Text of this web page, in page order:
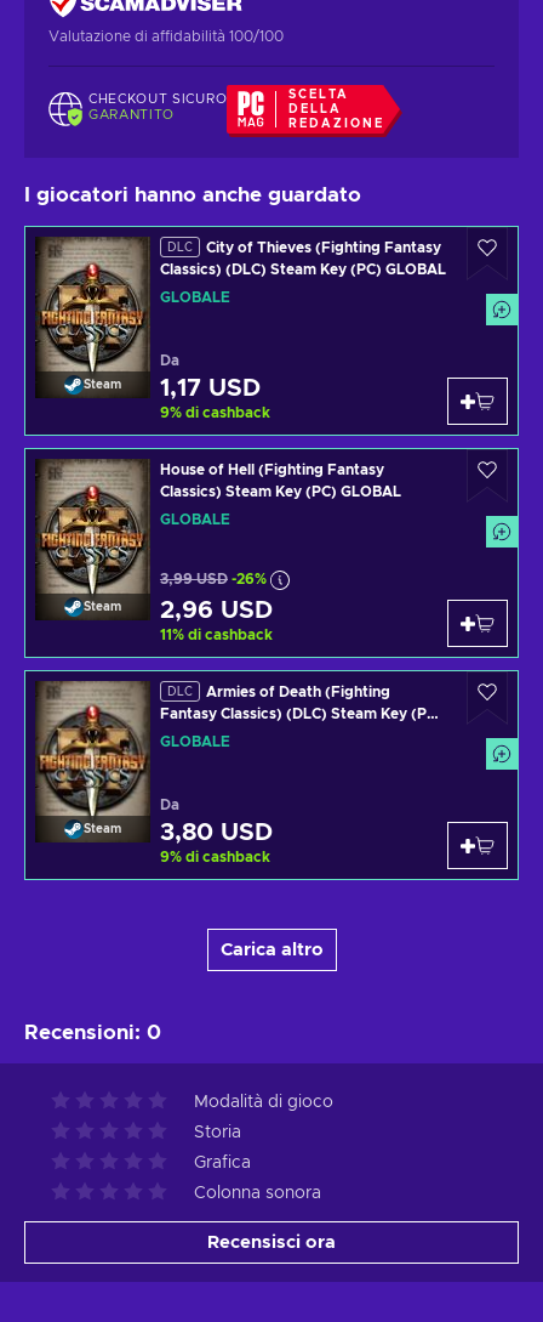
Valutazione di affidabilità 100/100
CHECKOUT SICURO
GARANTITO
SCELTA
DELLA
REDAZIONE
I giocatori hanno anche guardato
Steam
DLC
City of Thieves (Fighting Fantasy
Classics) (DLC) Steam Key (PC) GLOBAL
GLOBALE
Da
1,17 USD
9% di cashback
Steam
House of Hell (Fighting Fantasy
Classics) Steam Key (PC) GLOBAL
GLOBALE
3,99 USD -26%
2,96 USD
11% di cashback
Steam
DLC
Armies of Death (Fighting
Fantasy Classics) (DLC) Steam Key (PC)
GLOBAL
GLOBALE
Da
3,80 USD
9% di cashback
Carica altro
Recensioni: 0
Modalità di gioco
Storia
Grafica
Colonna sonora
Recensisci ora